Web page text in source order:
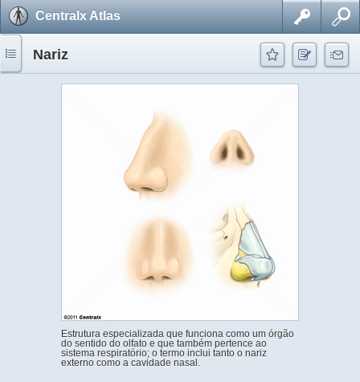
Centralx Atlas
Nariz
Estrutura especializada que funciona como um órgão
do sentido do olfato e que também pertence ao
sistema respiratório; o termo inclui tanto o nariz
externo como a cavidade nasal.